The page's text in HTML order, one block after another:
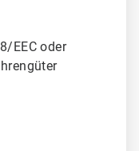
EEC oder